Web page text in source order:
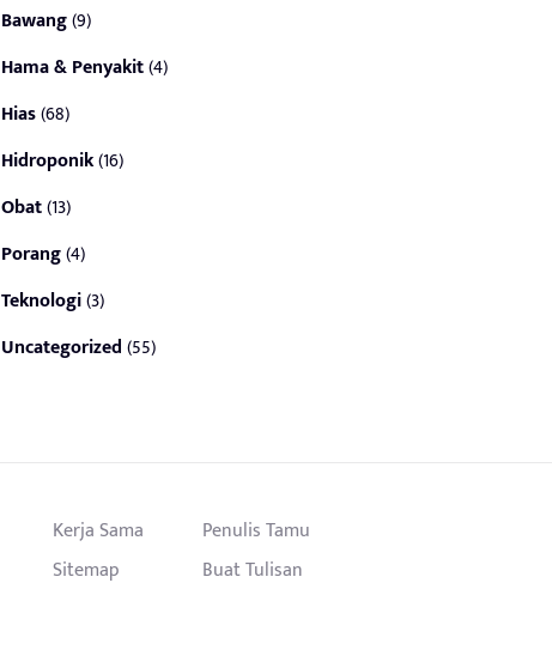
Bawang(9)
Hama & Penyakit(4)
Hias(68)
Hidroponik(16)
Obat(13)
Porang(4)
Teknologi(3)
Uncategorized(55)
Kerja Sama
Penulis Tamu
Sitemap
Buat Tulisan